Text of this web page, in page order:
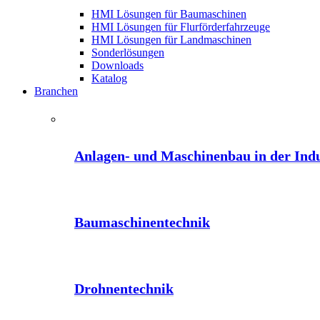
HMI Lösungen für Baumaschinen
HMI Lösungen für Flurförderfahrzeuge
HMI Lösungen für Landmaschinen
Sonderlösungen
Downloads
Katalog
Branchen
Anlagen- und Maschinenbau in der
Baumaschinentechnik
Drohnentechnik